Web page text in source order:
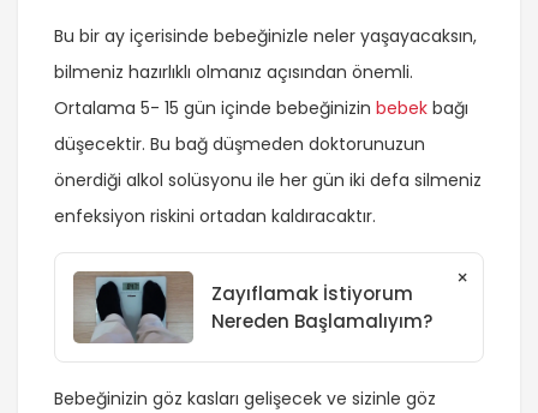
Bu bir ay içerisinde bebeğinizle neler yaşayacaksın,
bilmeniz hazırlıklı olmanız açısından önemli.
Ortalama 5- 15 gün içinde bebeğinizin bebek bağı
düşecektir. Bu bağ düşmeden doktorunuzun
önerdiği alkol solüsyonu ile her gün iki defa silmeniz
enfeksiyon riskini ortadan kaldıracaktır.
Zayıflamak İstiyorum
Nereden Başlamalıyım?
×
Bebeğinizin göz kasları gelişecek ve sizinle göz